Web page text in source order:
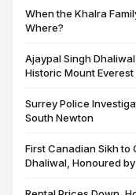
When the Khalra
Where?
Ajaypal Singh
Historic Mount
Surrey Police
South Newton
First Canadian Sikh to
Dhaliwal, Honoured